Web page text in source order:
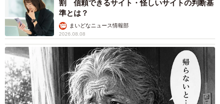
に趣味を隠してたんです。なのに、リモート会議中にネッ
ト環境が不安定で、なぜかカメラの背景が自分の実際の部
屋に切り替わるという悲劇が発生。見事に、壁一面のポス
ターが公開されました（社内20人参加）。会議が滞りなく
終わったあとに自分の部屋と推しが大公開されていること
に気づき、上司が爆笑。チャットが沸きまくりました。
割 信頼できるサイト・怪しいサイトの判断基
準とは？
まいどなニュース情報部
2026.08.08